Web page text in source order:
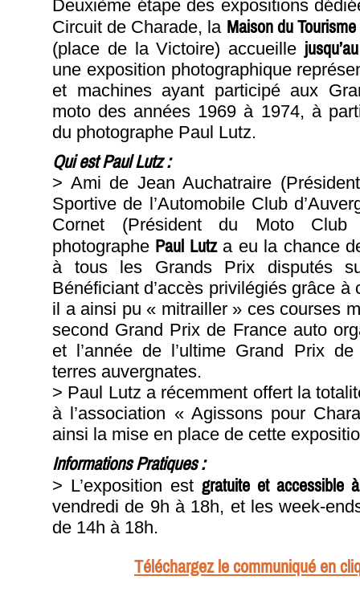
Deuxième étape des expositions
Circuit de Charade, la Maison du
(place de la Victoire) accueille
une exposition photographique
et machines ayant participé aux
moto des années 1969 à 1974, à
du photographe Paul Lutz.
Qui est Paul Lutz :
> Ami de Jean Auchatraire
Sportive de l’Automobile Club
Cornet (Président du Moto Club
photographe Paul Lutza eu la chance
à tous les Grands Prix disputés
Bénéficiant d’accès privilégiés grâce à
il a ainsi pu « mitrailler » ces courses
second Grand Prix de France auto
et l’année de l’ultime Grand Prix
terres auvergnates.
> Paul Lutz a récemment offert la
à l’association « Agissons pour
ainsi la mise en place de cette
Informations Pratiques :
> L’exposition est gratuite et accessible
vendredi de 9h à 18h, et les week-
de 14h à 18h.
Téléchargez le communiqué en